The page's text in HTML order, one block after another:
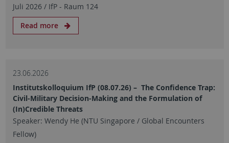
Juli 2026 / IfP - Raum 124
Read more
23.06.2026
Institutskolloquium IfP (08.07.26) – The Confidence Trap:
Civil-Military Decision-Making and the Formulation of
(In)Credible Threats
Speaker: Wendy He (NTU Singapore / Global Encounters
Fellow)